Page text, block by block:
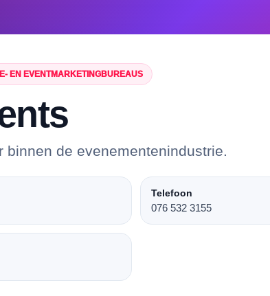
EN EVENTMARKETINGBUREAUS
binnen de evenementenindustrie.
Telefoon
076 532 3155